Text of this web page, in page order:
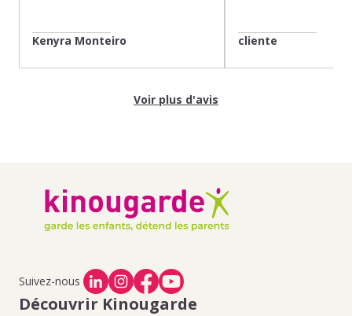
Kenyra Monteiro cliente
Voir plus d'avis
Suivez-nous
Découvrir Kinougarde